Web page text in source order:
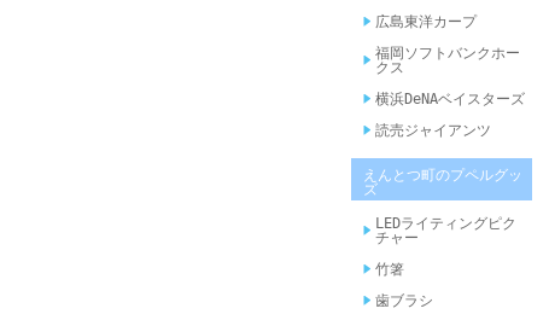
広島東洋カープ
福岡ソフトバンクホー
クス
横浜DeNAベイスターズ
読売ジャイアンツ
えんとつ町のプペルグッ
ズ
LEDライティングピク
チャー
竹箸
歯ブラシ